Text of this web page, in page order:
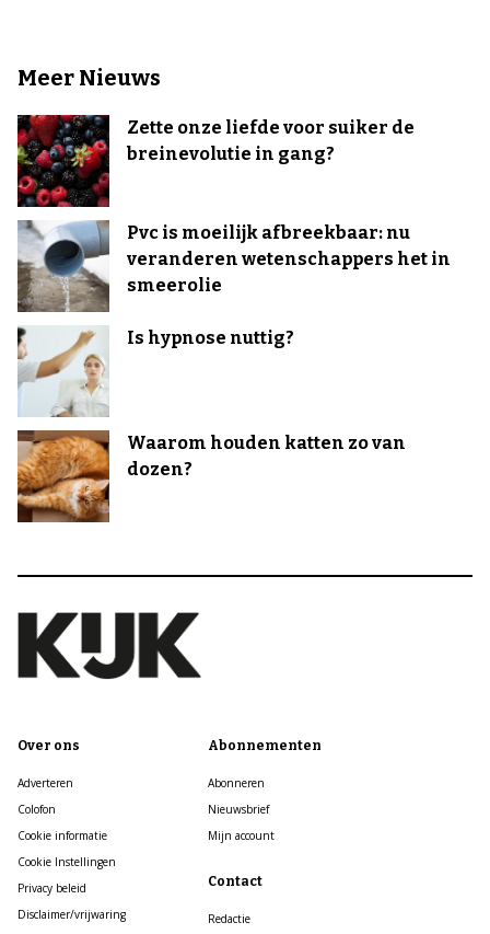
Meer Nieuws
Zette onze liefde voor suiker de
breinevolutie in gang?
Pvc is moeilijk afbreekbaar: nu
veranderen wetenschappers het in
smeerolie
Is hypnose nuttig?
Waarom houden katten zo van
dozen?
Over ons
Adverteren
Colofon
Cookie informatie
Cookie Instellingen
Privacy beleid
Disclaimer/vrijwaring
Abonnementen
Abonneren
Nieuwsbrief
Mijn account
Contact
Redactie